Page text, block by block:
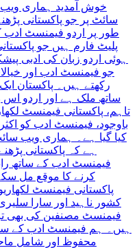
خوش آمدید ہماری ویب
سائٹ پر جو پاکستانی
طور پر اردو فیمنسٹ
پلیٹ فارم ہیں جو
ہوئی اردو زبان کی ادبی
جو فیمنسٹ ادب اور
رکھتے ہیں۔ پاکستان
ساتھ ملک ہے اور اردو
تاہم، پاکستانی فیمنسٹ
باوجود، فیمنسٹ ادب کو اکثر
کیا گیا ہے۔ ہماری ویب
ہے کہ پاکستانی
فیمنسٹ ادب کے ساتھ
کرنے کا موقع مل
پاکستانی فیمنسٹ
کشور ناہید اور سارا
فیمنسٹ مصنفین کی بھی
ہیں۔ ہم فیمنسٹ ادب کے
محفوظ اور شامل